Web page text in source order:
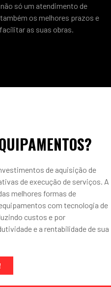
só um atendimento de
os melhores prazos e
as suas obras.
de aquisição de
de execução de serviços. A
melhores formas de
com tecnologia de
custos e por
e a rentabilidade de sua